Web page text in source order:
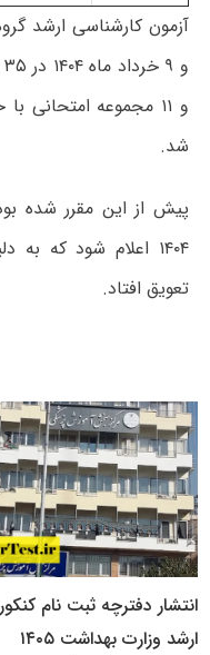
شد.
تعویق افتاد.
انتشار دفترچه ثبت نام کنکور
ارشد وزارت بهداشت ۱۴۰۵